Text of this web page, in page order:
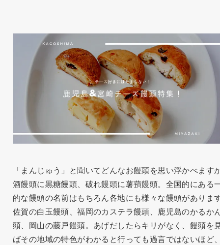
「まんじゅう」と聞いてどんなお饅頭を思い浮かべます
酒饅頭に黒糖饅頭、破れ饅頭に薯蕷饅頭。全国的にある
的な饅頭の名前はもちろん各地にも様々な饅頭がありま
佐賀の白玉饅頭、福岡のカステラ饅頭、鹿児島のかるか
頭、岡山の藤戸饅頭。あげだしたらキリがなく、饅頭を
ばその地域の特色がわかると行っても過言ではないほど